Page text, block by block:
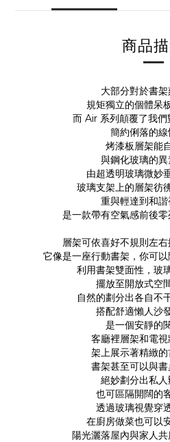
商品
大部分對於書
規矩獨立的個體呆
而 Air 系列顛覆了我
簡約俐落的
烤漆板層架能
與鋼化玻璃的
由超透明玻璃微妙
玻璃支架上的層架彷
重與輕達到和
是一款帶有空氣感前後零
層架可依喜好不規則左
它像是一座行動書架，你可
利用書架雙面性，玻
擺放至開放式空
自然的劃分出各自不
搭配舒適懶人沙
是一個安靜的
客廳裡層架和電
架上展示著精緻
書架甚至可以與
絕妙劃分出私
也可區隔開闊的
透過玻璃視覺穿
在廚房做菜也可以
陽光灑落屋內與家人